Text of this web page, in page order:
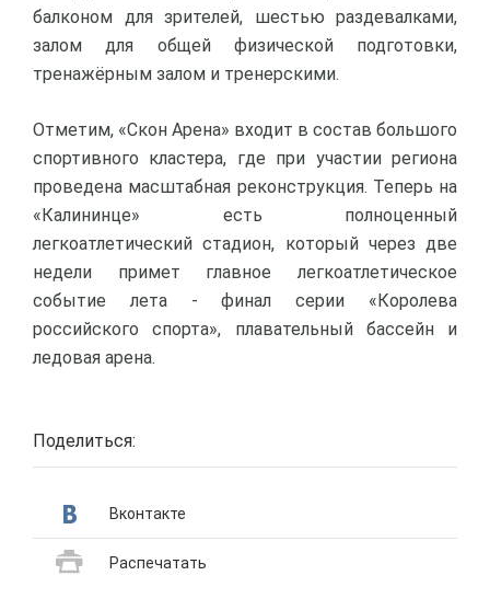
балконом для зрителей, шестью раздевалками,
залом для общей физической подготовки,
тренажёрным залом и тренерскими.
Отметим, «Скон Арена» входит в состав большого
спортивного кластера, где при участии региона
проведена масштабная реконструкция. Теперь на
«Калининце» есть полноценный
легкоатлетический стадион, который через две
недели примет главное легкоатлетическое
событие лета - финал серии «Королева
российского спорта», плавательный бассейн и
ледовая арена.
Поделиться:
Вконтакте
Распечатать